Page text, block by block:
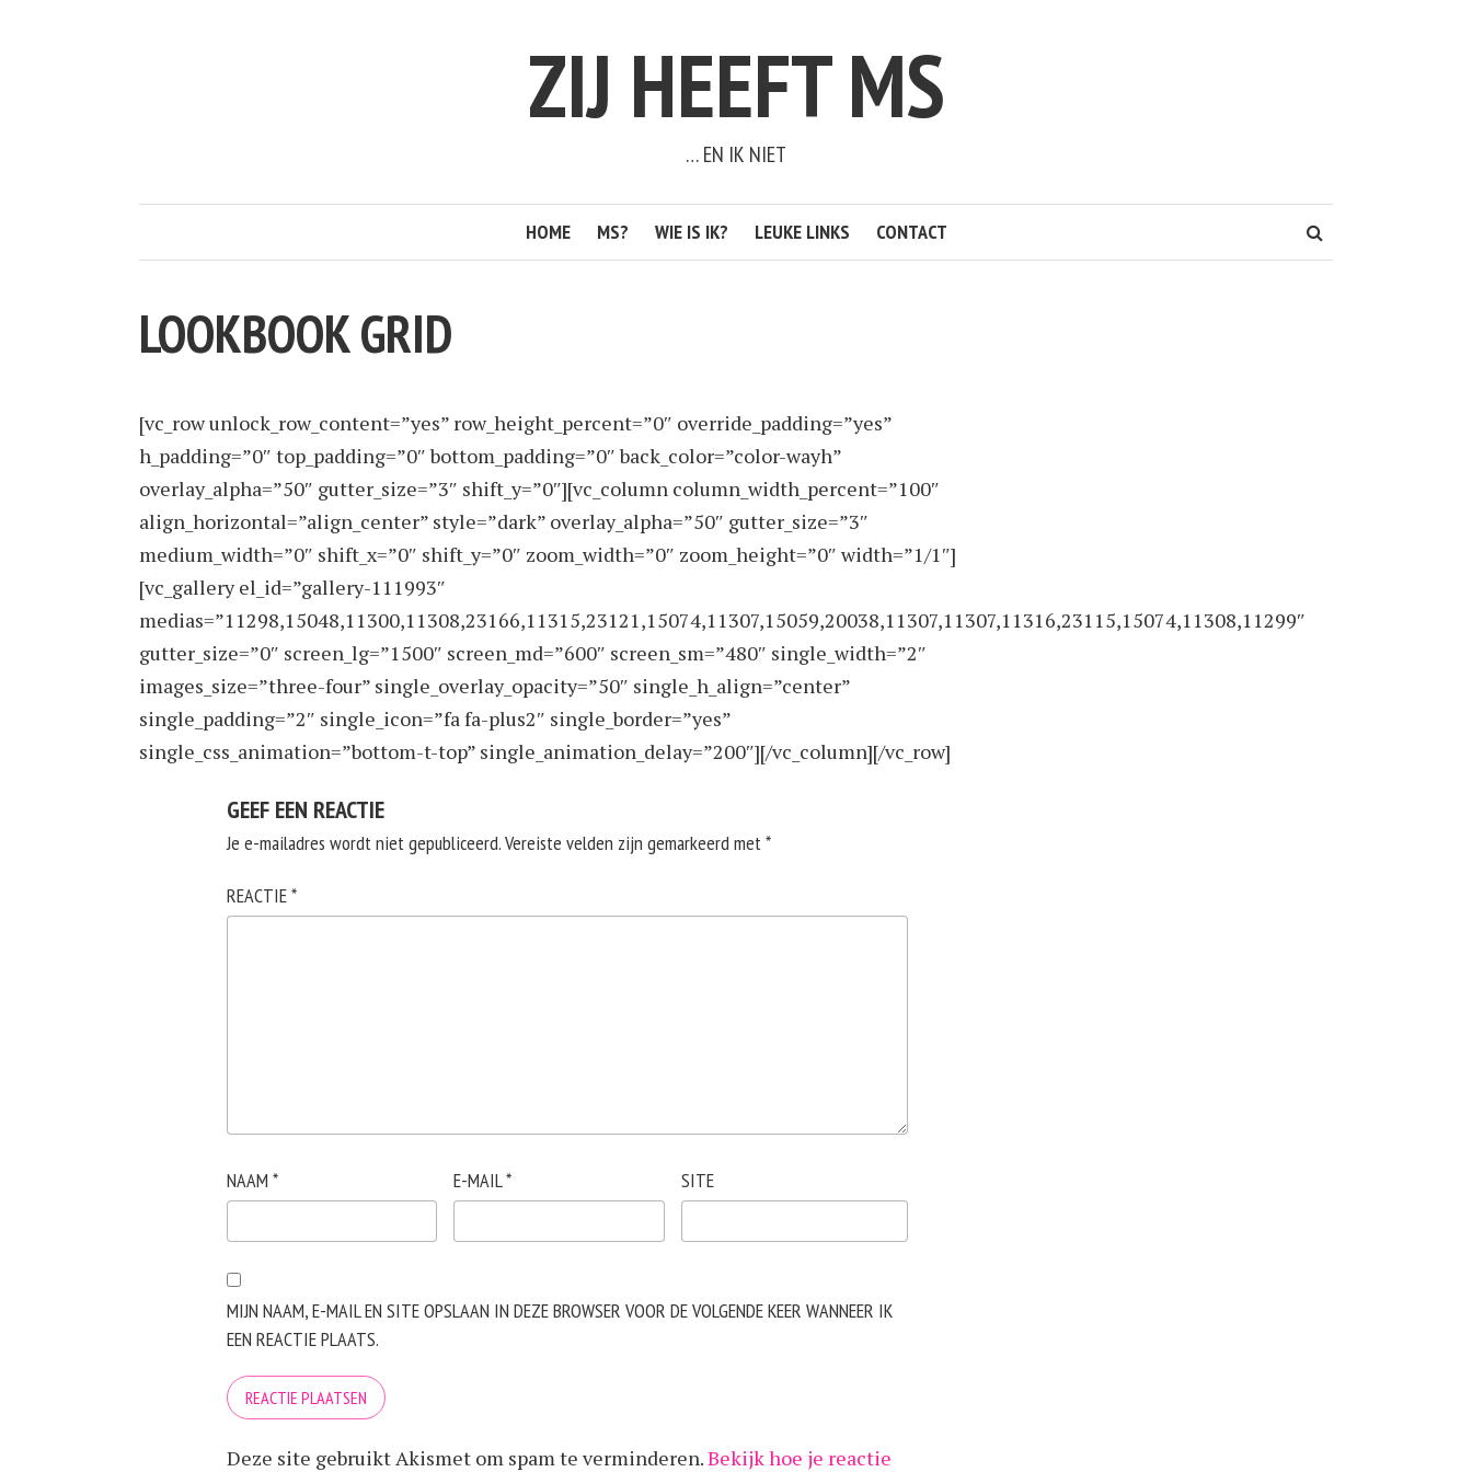
ZIJ HEEFT MS
… EN IK NIET
HOME MS? WIE IS IK? LEUKE LINKS CONTACT
LOOKBOOK GRID
[vc_row unlock_row_content=”yes” row_height_percent=”0″ override_padding=”yes”
h_padding=”0″ top_padding=”0″ bottom_padding=”0″ back_color=”color-wayh”
overlay_alpha=”50″ gutter_size=”3″ shift_y=”0″][vc_column column_width_percent=”100″
align_horizontal=”align_center” style=”dark” overlay_alpha=”50″ gutter_size=”3″
medium_width=”0″ shift_x=”0″ shift_y=”0″ zoom_width=”0″ zoom_height=”0″ width=”1/1″]
[vc_gallery el_id=”gallery-111993″
medias=”11298,15048,11300,11308,23166,11315,23121,15074,11307,15059,20038,11307,11307,11316,23115,15074,11308,11299″
gutter_size=”0″ screen_lg=”1500″ screen_md=”600″ screen_sm=”480″ single_width=”2″
images_size=”three-four” single_overlay_opacity=”50″ single_h_align=”center”
single_padding=”2″ single_icon=”fa fa-plus2″ single_border=”yes”
single_css_animation=”bottom-t-top” single_animation_delay=”200″][/vc_column][/vc_row]
GEEF EEN REACTIE
Je e-mailadres wordt niet gepubliceerd.Vereiste velden zijn gemarkeerd met*
REACTIE*
NAAM * E-MAIL* SITE
MIJN NAAM, E-MAIL EN SITE OPSLAAN IN DEZE BROWSER VOOR DE VOLGENDE KEER WANNEER IK
EEN REACTIE PLAATS.
Deze site gebruikt Akismet om spam te verminderen.Bekijk hoe je reactie